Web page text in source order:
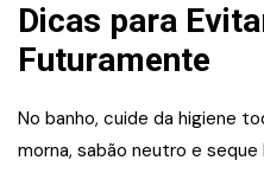
Dicas para
Futuramente
No banho, cuide da higiene
morna, sabão neutro e seque